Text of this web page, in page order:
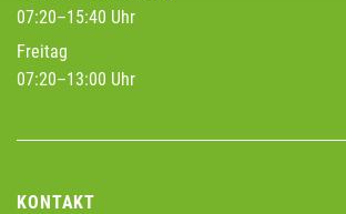
07:20–15:40 Uhr
Freitag
07:20–13:00 Uhr
KONTAKT